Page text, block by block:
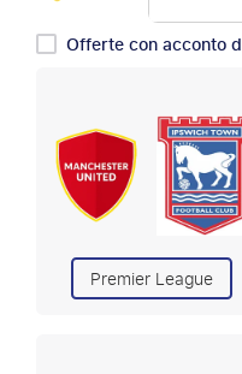
Offerte con acconto
Premier League